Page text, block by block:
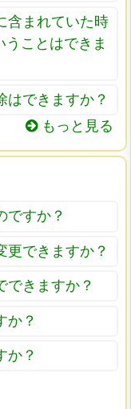
含まれていた時
ことはできま
できますか？
もっと見る
ですか？
できますか？
きますか？
か？
か？